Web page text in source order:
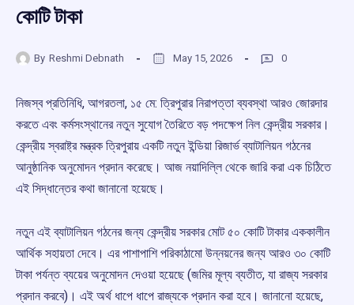
কোটি টাকা
By Reshmi Debnath May 15, 2026 0
নিজস্ব প্রতিনিধি, আগরতলা, ১৫ মে: ত্রিপুরার নিরাপত্তা ব্যবস্থা আরও জোরদার
করতে এবং কর্মসংস্থানের নতুন সুযোগ তৈরিতে বড় পদক্ষেপ নিল কেন্দ্রীয় সরকার।
কেন্দ্রীয় স্বরাষ্ট্র মন্ত্রক ত্রিপুরায় একটি নতুন ইন্ডিয়া রিজার্ভ ব্যাটালিয়ন গঠনের
আনুষ্ঠানিক অনুমোদন প্রদান করেছে। আজ নয়াদিল্লি থেকে জারি করা এক চিঠিতে
এই সিদ্ধান্তের কথা জানানো হয়েছে।
নতুন এই ব্যাটালিয়ন গঠনের জন্য কেন্দ্রীয় সরকার মোট ৫০ কোটি টাকার এককালীন
আর্থিক সহায়তা দেবে। এর পাশাপাশি পরিকাঠামো উন্নয়নের জন্য আরও ৩০ কোটি
টাকা পর্যন্ত ব্যয়ের অনুমোদন দেওয়া হয়েছে (জমির মূল্য ব্যতীত, যা রাজ্য সরকার
প্রদান করবে)। এই অর্থ ধাপে ধাপে রাজ্যকে প্রদান করা হবে। জানানো হয়েছে,